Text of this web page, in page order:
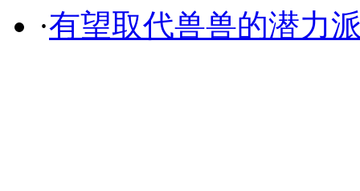
·有望取代兽兽的潜力